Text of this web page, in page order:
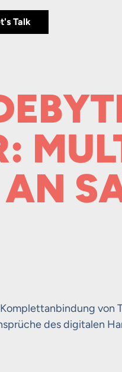
Talk
von
des digitalen